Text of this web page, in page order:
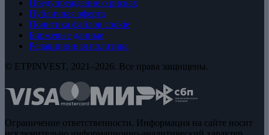
Предупреждение о рисках
Публичная оферта
Политика файлов cookie
Биржевые данные
Редакционная политика
© ETPINVEST, 2021–2026. Все права защищены.
Ограничение ответственности. Информация на сайте носит